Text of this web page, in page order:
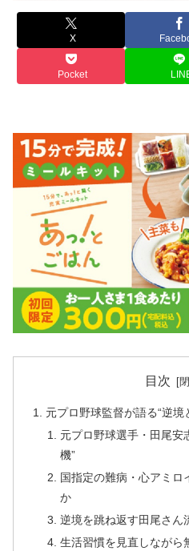
X
Pocket
目次
元プロ野球監督が語る“逆境
元プロ野球選手・田尾安
機”
国指定の難病・心アミロ
か
逆境を跳ね返す田尾さん
生活習慣を見直しながら